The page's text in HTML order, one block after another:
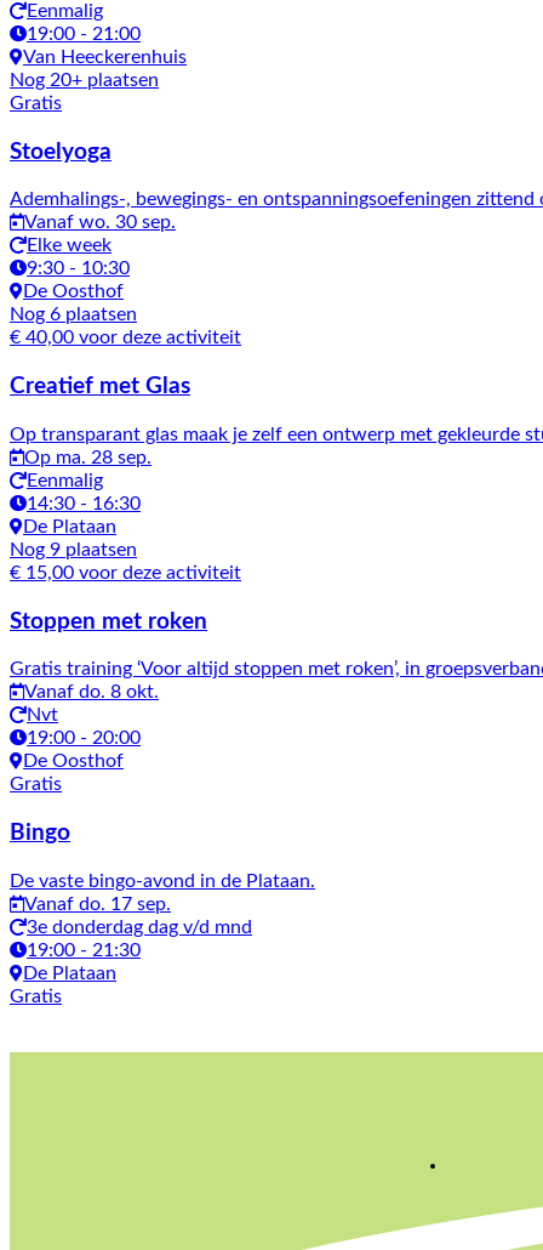
Eenmalig
19:00 - 21:00
Van Heeckerenhuis
Nog 20+ plaatsen
Gratis
Stoelyoga
Ademhalings-, bewegings- en ontspanningsoefeningen
Vanaf wo. 30 sep.
Elke week
9:30 - 10:30
De Oosthof
Nog 6 plaatsen
€ 40,00 voor deze activiteit
Creatief met Glas
Op transparant glas maak je zelf een ontwerp met gekleurde
Op ma. 28 sep.
Eenmalig
14:30 - 16:30
De Plataan
Nog 9 plaatsen
€ 15,00 voor deze activiteit
Stoppen met roken
Gratis training ‘Voor altijd stoppen met roken’, in
Vanaf do. 8 okt.
Nvt
19:00 - 20:00
De Oosthof
Gratis
Bingo
De vaste bingo-avond in de Plataan.
Vanaf do. 17 sep.
3e donderdag dag v/d mnd
19:00 - 21:30
De Plataan
Gratis